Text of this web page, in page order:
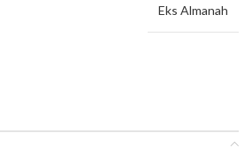
Eks Almanah